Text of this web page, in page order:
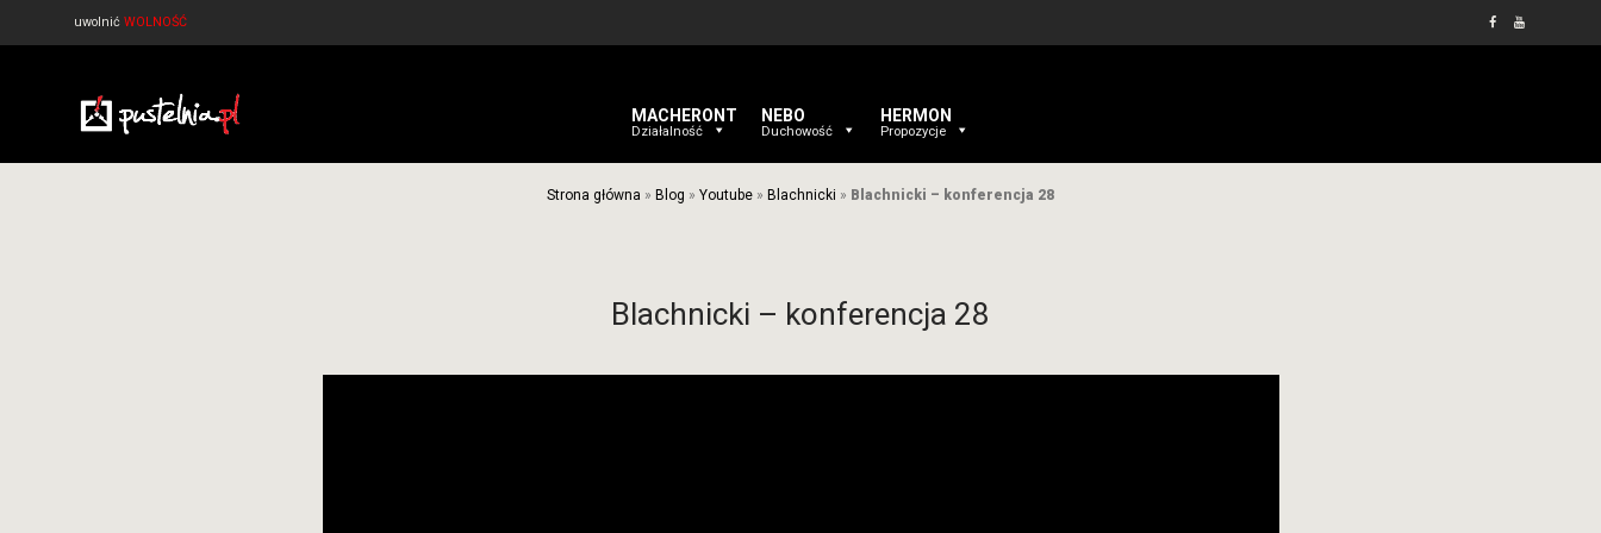
uwolnić WOLNOŚĆ
MACHERONT
Działalność
NEBO
Duchowość
HERMON
Propozycje
Strona główna » Blog » Youtube » Blachnicki » Blachnicki – konferencja 28
Blachnicki – konferencja 28